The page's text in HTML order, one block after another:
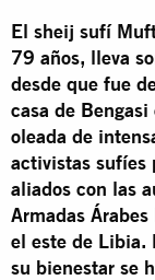
El sheij sufí
79 años, lleva
desde que fue
casa de
oleada de
activistas sufíes
aliados con las
Armadas
el este de Libia.
su bienestar se